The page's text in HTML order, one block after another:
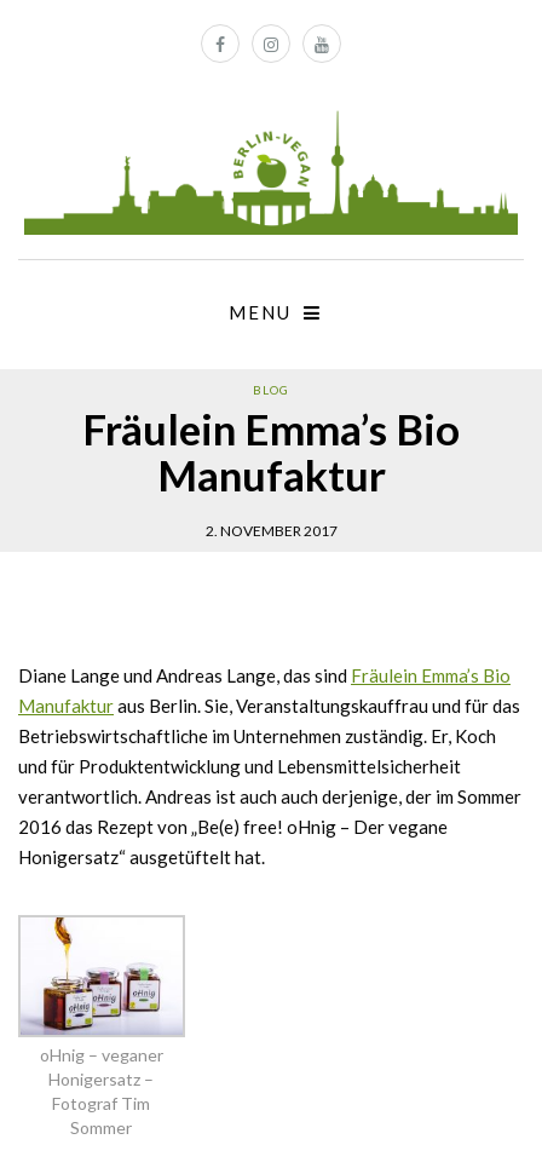
MENU
BLOG
Fräulein Emma’s Bio
Manufaktur
2. NOVEMBER 2017
Diane Lange und Andreas Lange, das sind Fräulein Emma’s Bio
Manufakturaus Berlin. Sie, Veranstaltungskauffrau und für das
Betriebswirtschaftliche im Unternehmen zuständig. Er, Koch
und für Produktentwicklung und Lebensmittelsicherheit
verantwortlich. Andreas ist auch auch derjenige, der im Sommer
2016 das Rezept von „Be(e) free! oHnig – Der vegane
Honigersatz“ ausgetüftelt hat.
oHnig – veganer
Honigersatz –
Fotograf Tim
Sommer